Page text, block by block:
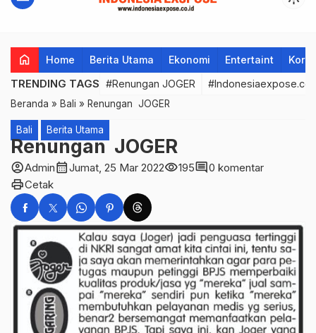
home Home Berita Utama Ekonomi Entertaint
TRENDING TAGS #Renungan JOGER
Beranda » Bali » Renungan JOGER
Bali Berita Utama
Renungan JOGER
account_circleAdmincalendar_monthJumat, 25 Mar 2022visibility195comment0 komentar
printCetak